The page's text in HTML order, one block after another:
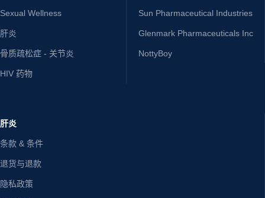
Sexual Wellness
肝炎
骨质疏松症 - 关节炎
HIV 药物
Sun Pharmaceutical Industries
Glenmark Pharmaceuticals Inc
NottyBoy
肝炎
条款 & 条件
退货与退款
隐私政策